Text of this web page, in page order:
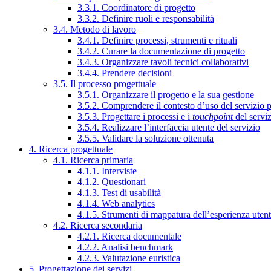
3.3.1. Coordinatore di progetto
3.3.2. Definire ruoli e responsabilità
3.4. Metodo di lavoro
3.4.1. Definire processi, strumenti e rituali
3.4.2. Curare la documentazione di progetto
3.4.3. Organizzare tavoli tecnici collaborativi
3.4.4. Prendere decisioni
3.5. Il processo progettuale
3.5.1. Organizzare il progetto e la sua gestione
3.5.2. Comprendere il contesto d’uso del servizio
3.5.3. Progettare i processi e i touchpointdel
3.5.4. Realizzare l’interfaccia utente del servizio
3.5.5. Validare la soluzione ottenuta
4. Ricerca progettuale
4.1. Ricerca primaria
4.1.1. Interviste
4.1.2. Questionari
4.1.3. Test di usabilità
4.1.4. Web analytics
4.1.5. Strumenti di mappatura dell’esperienza
4.2. Ricerca secondaria
4.2.1. Ricerca documentale
4.2.2. Analisi benchmark
4.2.3. Valutazione euristica
5. Progettazione dei servizi